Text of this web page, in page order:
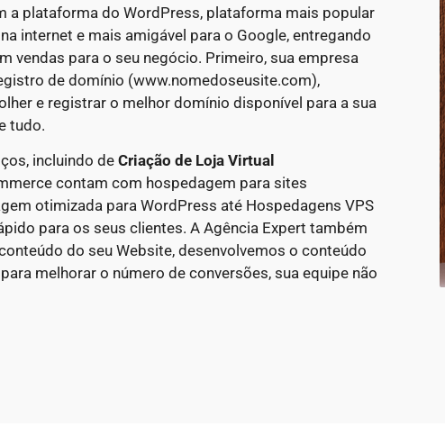
a plataforma do WordPress, plataforma mais popular
internet e mais amigável para o Google, entregando
vendas para o seu negócio. Primeiro, sua empresa
de domínio (www.nomedoseusite.com),
e registrar o melhor domínio disponível para a sua
tudo.
incluindo de Criação de Loja Virtual
contam com hospedagem para sites
otimizada para WordPress até Hospedagens VPS
para os seus clientes. A Agência Expert também
do seu Website, desenvolvemos o conteúdo
melhorar o número de conversões, sua equipe não